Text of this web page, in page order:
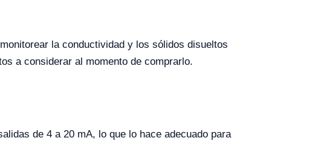
la conductividad y los sólidos disueltos
a considerar al momento de comprarlo.
de 4 a 20 mA, lo que lo hace adecuado para